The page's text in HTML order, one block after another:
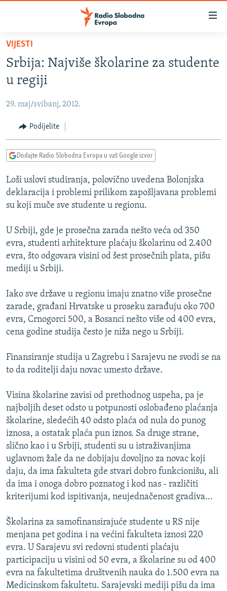
Pređite
glavni
sadržaj
na
navigaciju
Pređite
na
VIJESTI
BOSNA I HERCEGOVINA
SRBIJA
KOSOVO
CRNA GORA
VIDEO
FOTOGALERIJE
INFOGRAFIKE
PODCASTI
RAT U UKRAJINI
KINA NA BALKANU
ISPRIČAJ MI
DNEVNO@RSE
SPECIJALI RSE
VIŠE OD NASLOVA
GENOCID U SREBRENICI
POPLAVE I KLIZIŠTA U BIH 2024.
POST SCRIPTUM
SVE KARTE DEJTONA
NASTANAK I RASPAD JUGOSLAVIJE
PRATITE NAS
VIJESTI
Srbija: Najviše školarine za studente
u regiji
29. maj/svibanj, 2012.
Podijelite
Dodajte Radio Slobodna Evropa u vaš Google izvor
Loši uslovi studiranja, polovično uvedena Bolonjska
deklaracija i problemi prilikom zapošljavana problemi
su koji muče sve studente u regionu.
U Srbiji, gde je prosečna zarada nešto veća od 350
evra, studenti arhitekture plaćaju školarinu od 2.400
evra, što odgovara visini od šest prosečnih plata, pišu
mediji u Srbiji.
Iako sve države u regionu imaju znatno više prosečne
zarade, građani Hrvatske u proseku zarađuju oko 700
evra, Crnogorci 500, a Bosanci nešto više od 400 evra,
cena godine studija često je niža nego u Srbiji.
Finansiranje studija u Zagrebu i Sarajevu ne svodi se na
to da roditelji daju novac umesto države.
Visina školarine zavisi od prethodnog uspeha, pa je
najboljih deset odsto u potpunosti oslobađeno plaćanja
školarine, sledećih 40 odsto plaća od nula do punog
iznosa, a ostatak plaća pun iznos. Sa druge strane,
slično kao i u Srbiji, studenti su u istraživanjima
uglavnom žale da ne dobijaju dovoljno za novac koji
daju, da ima fakulteta gde stvari dobro funkcionišu, ali
da ima i onoga dobro poznatog i kod nas - različiti
kriterijumi kod ispitivanja, neujednačenost gradiva...
Školarina za samofinansirajuće studente u RS nije
menjana pet godina i na većini fakulteta iznosi 220
evra. U Sarajevu svi redovni studenti plaćaju
participaciju u visini od 50 evra, a školarine su od 400
evra na fakultetima društvenih nauka do 1.500 evra na
Medicinskom fakultetu. Sarajevski mediji pišu da ima